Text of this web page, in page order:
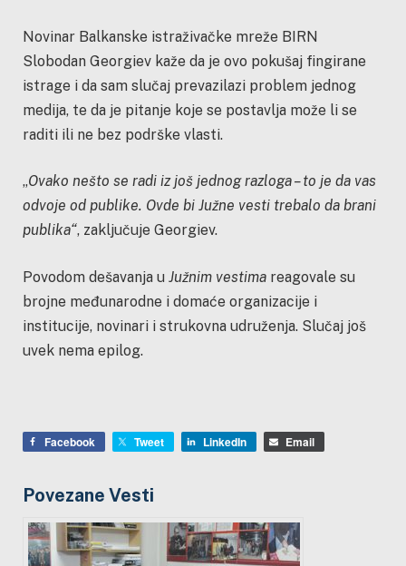
Novinar Balkanske istraživačke mreže BIRN
Slobodan Georgiev kaže da je ovo pokušaj fingirane
istrage i da sam slučaj prevazilazi problem jednog
medija, te da je pitanje koje se postavlja može li se
raditi ili ne bez podrške vlasti.
„Ovako nešto se radi iz još jednog razloga – to je da vas
odvoje od publike. Ovde bi Južne vesti trebalo da brani
publika“, zaključuje Georgiev.
Povodom dešavanja u Južnim vestima reagovale su
brojne međunarodne i domaće organizacije i
institucije, novinari i strukovna udruženja. Slučaj još
uvek nema epilog.
Facebook Tweet LinkedIn Email
Povezane Vesti